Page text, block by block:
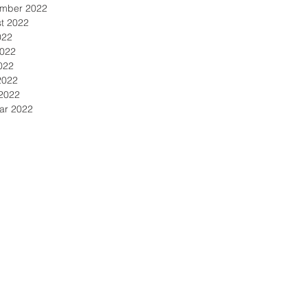
2022
2022
2022